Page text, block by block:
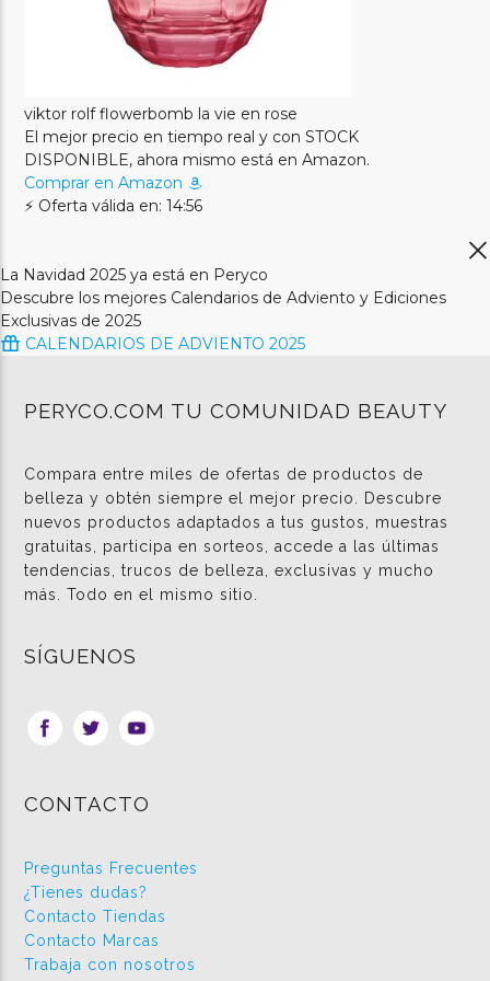
viktor rolf flowerbomb la vie en rose
El mejor precio en tiempo real y con STOCK
DISPONIBLE, ahora mismo está en Amazon.
Comprar en Amazon
⚡ Oferta válida en: 14:56
La Navidad 2025 ya está en Peryco
Descubre los mejores Calendarios de Adviento y Ediciones
Exclusivas de 2025
CALENDARIOS DE ADVIENTO 2025
PERYCO.COM TU COMUNIDAD BEAUTY
Compara entre miles de ofertas de productos de
belleza y obtén siempre el mejor precio. Descubre
nuevos productos adaptados a tus gustos, muestras
gratuitas, participa en sorteos, accede a las últimas
tendencias, trucos de belleza, exclusivas y mucho
más. Todo en el mismo sitio.
SÍGUENOS
CONTACTO
Preguntas Frecuentes
¿Tienes dudas?
Contacto Tiendas
Contacto Marcas
Trabaja con nosotros